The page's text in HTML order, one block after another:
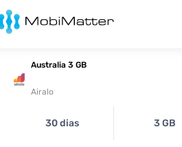
Australia 3 GB
Airalo
30 dias 3 GB